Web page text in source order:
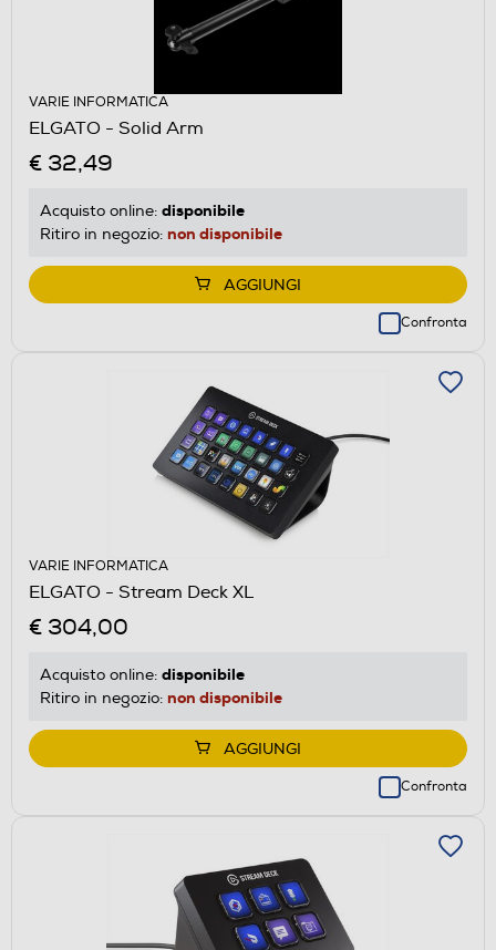
VARIE INFORMATICA
ELGATO - Solid Arm
€ 32,49
Acquisto online: disponibile
Ritiro in negozio: non disponibile
AGGIUNGI
Confronta
VARIE INFORMATICA
ELGATO - Stream Deck XL
€ 304,00
Acquisto online: disponibile
Ritiro in negozio: non disponibile
AGGIUNGI
Confronta